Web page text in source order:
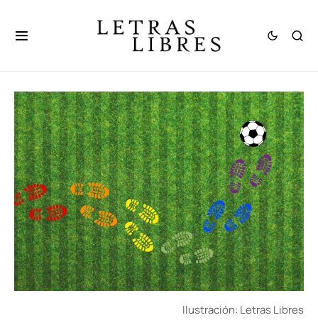
Ilustración: Letras Libres